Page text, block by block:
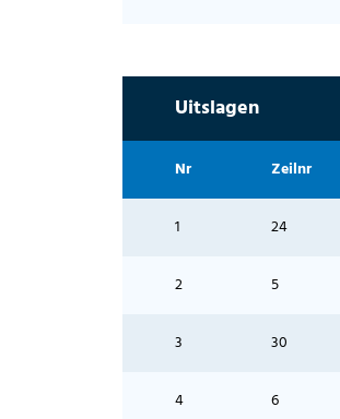
Uitslagen
Nr Zeilnr
1 24
2 5
3 30
4 6